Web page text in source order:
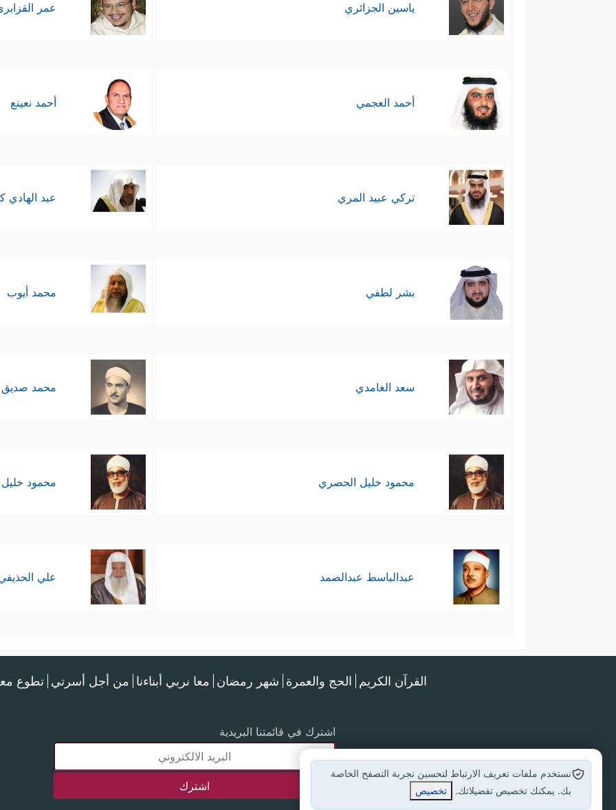
ياسين الجزائري عمر
أحمد العجمي أحمد نعينع
تركي عبيد المري عبد الهادي
بشر لطفي محمد أيوب
سعد الغامدي محمد صديق
محمود خليل الحصري محمود
عبدالباسط عبدالصمد علي
القرآن الكريم الحج والعمرة شهر رمضان معا نربي أبناءنا من أجل أسرتي تطوع
اشترك في قائمتنا البريدية
نستخدم ملفات تعريف الارتباط لتحسين تجربة التصفح الخاصة
بك. يمكنك تخصيص تفضيلاتك.
تخصيص